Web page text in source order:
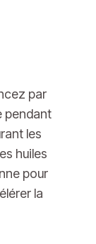
par
pendant
les
huiles
pour
la